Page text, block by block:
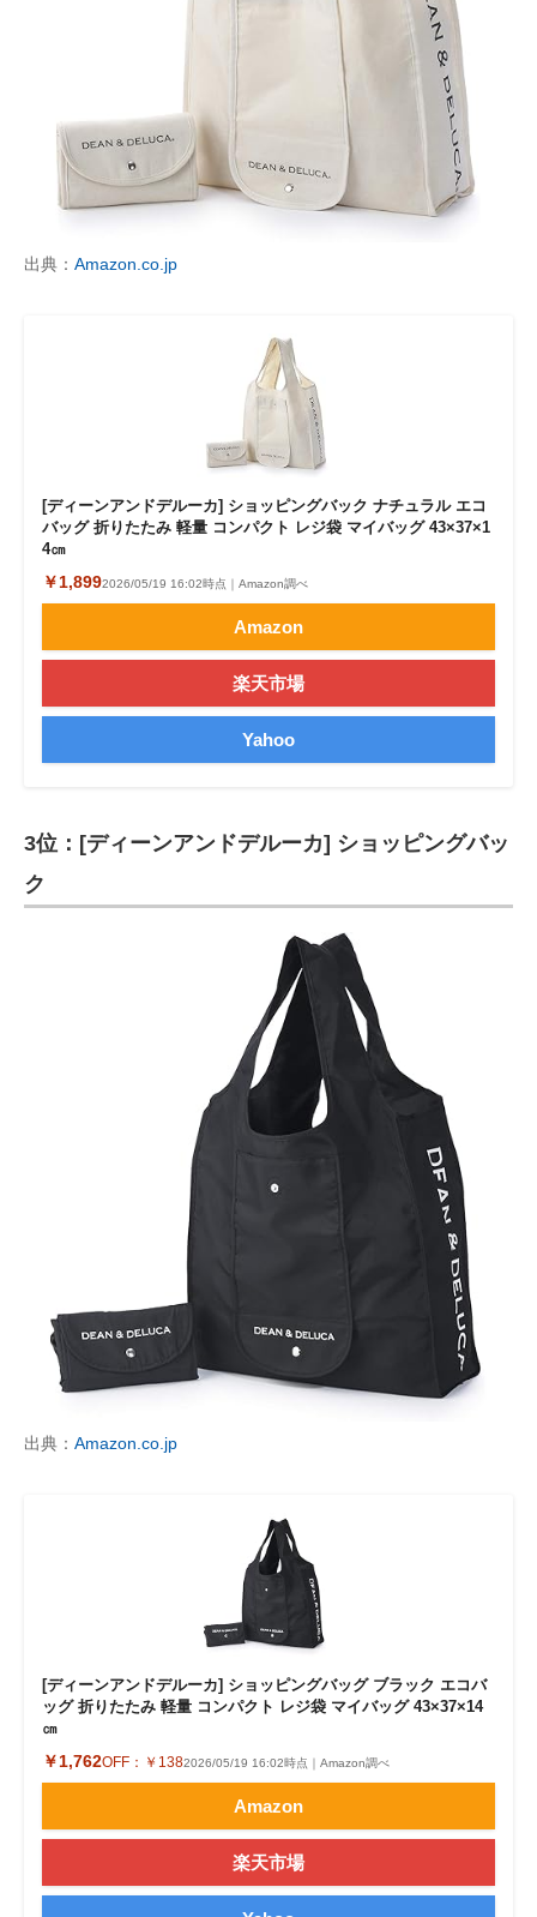
出典： Amazon.co.jp
[ディーンアンドデルーカ] ショッピングバック ナチュラル エコ
バッグ 折りたたみ 軽量 コンパクト レジ袋 マイバッグ 43×37×1
4㎝
￥1,8992026/05/19 16:02時点｜Amazon調べ
Amazon
楽天市場
Yahoo
3位：[ディーンアンドデルーカ] ショッピングバッ
ク
出典： Amazon.co.jp
[ディーンアンドデルーカ] ショッピングバッグ ブラック エコバ
ッグ 折りたたみ 軽量 コンパクト レジ袋 マイバッグ 43×37×14
㎝
￥1,762OFF： ￥1382026/05/19 16:02時点｜Amazon調べ
Amazon
楽天市場